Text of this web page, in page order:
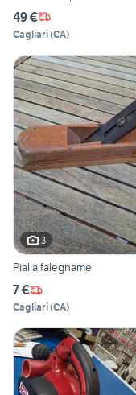
49 €
Cagliari(CA)
3
Pialla falegname
7 €
Cagliari(CA)